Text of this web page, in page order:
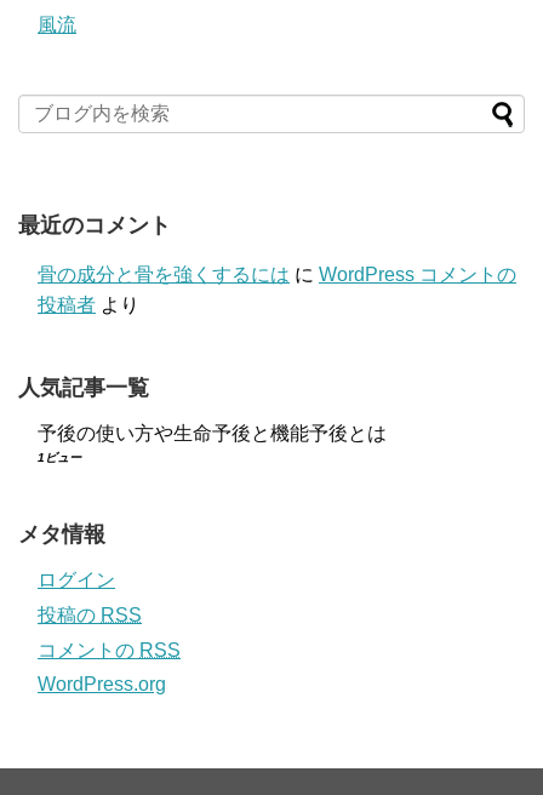
風流
最近のコメント
骨の成分と骨を強くするには に WordPress コメントの
投稿者 より
人気記事一覧
予後の使い方や生命予後と機能予後とは
1ビュー
メタ情報
ログイン
投稿の RSS
コメントの RSS
WordPress.org